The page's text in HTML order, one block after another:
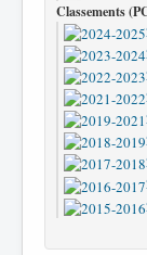
Classements